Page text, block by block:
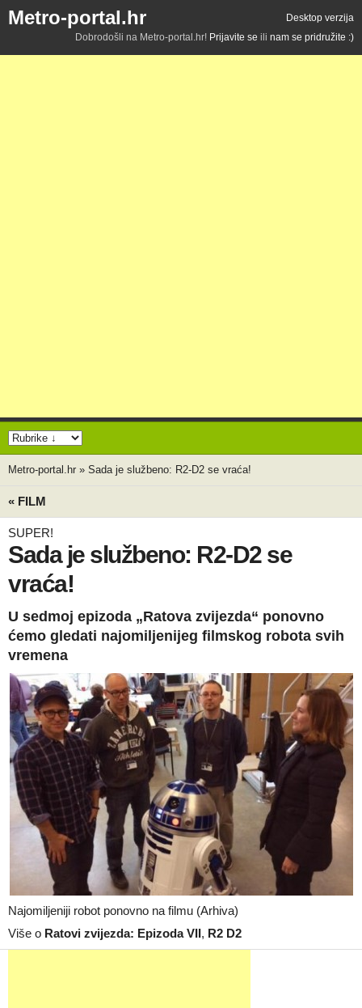
Metro-portal.hr
Desktop verzija
Dobrodošli na Metro-portal.hr! Prijavite se ili nam se pridružite :)
Metro-portal.hr » Sada je službeno: R2-D2 se vraća!
« FILM
SUPER!
Sada je službeno: R2-D2 se
vraća!
U sedmoj epizoda „Ratova zvijezda“ ponovno
ćemo gledati najomiljenijeg filmskog robota svih
vremena
Najomiljeniji robot ponovno na filmu (Arhiva)
Više o Ratovi zvijezda: Epizoda VII, R2 D2